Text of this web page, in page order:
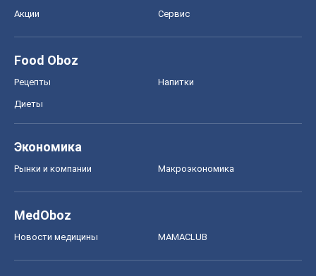
Акции Сервис
Food Oboz
Рецепты Напитки
Диеты
Экономика
Рынки и компании Mакроэкономика
MedOboz
Новости медицины MAMACLUB